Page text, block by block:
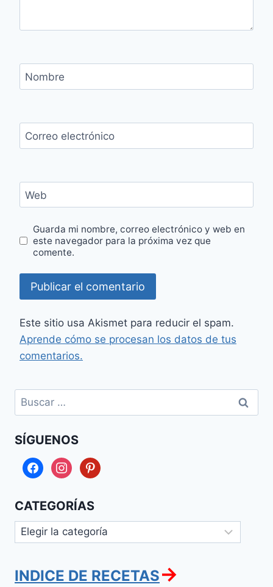
Nombre
Correo electrónico
Web
Guarda mi nombre, correo electrónico y web en
este navegador para la próxima vez que
comente.
Este sitio usa Akismet para reducir el spam.
Aprende cómo se procesan los datos de tus
comentarios.
Buscar:
SÍGUENOS
facebookinstagrampinterest
CATEGORÍAS
Categorías
INDICE DE RECETAS→